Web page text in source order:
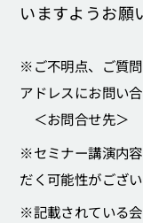
いますようお願
※ご不明点、ご質
アドレスにお問い
＜お問合せ先＞
※セミナー講演内
だく可能性がござ
※記載されている